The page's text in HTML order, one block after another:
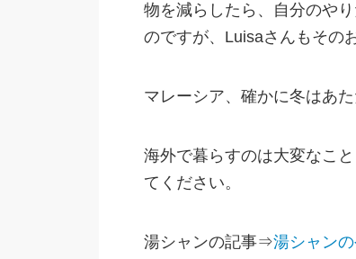
物を減らしたら、自分のや
のですが、Luisaさんもその
マレーシア、確かに冬はあ
海外で暮らすのは大変なこ
てください。
湯シャンの記事⇒湯シャン